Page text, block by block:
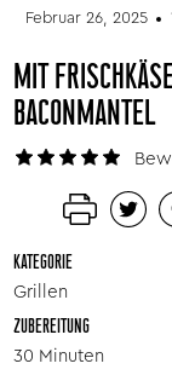
Februar 26, 2025
MIT
BACONMANTEL
KATEGORIE
Grillen
ZUBEREITUNG
30 Minuten